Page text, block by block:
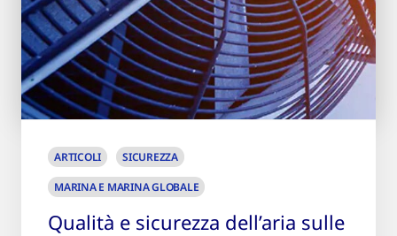
ARTICOLI
SICUREZZA
MARINA E MARINA GLOBALE
Qualità e sicurezza dell’aria sulle